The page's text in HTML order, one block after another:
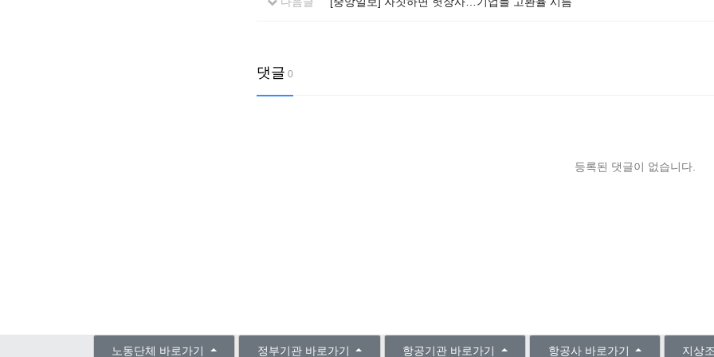
댓글 0
등록된 댓글이 없습니다.
노동단체 바로가기 정부기관 바로가기 항공기관 바로가기 항공사 바로가기 지상